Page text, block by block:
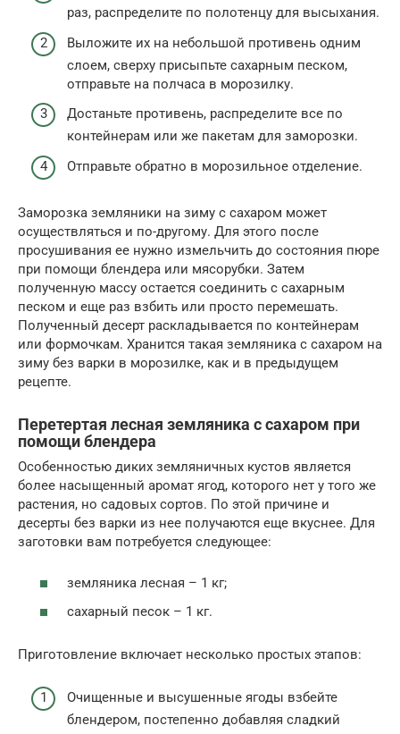
раз, распределите по полотенцу для высыхания.
Выложите их на небольшой противень одним
слоем, сверху присыпьте сахарным песком,
отправьте на полчаса в морозилку.
Достаньте противень, распределите все по
контейнерам или же пакетам для заморозки.
Отправьте обратно в морозильное отделение.
Заморозка земляники на зиму с сахаром может
осуществляться и по-другому. Для этого после
просушивания ее нужно измельчить до состояния пюре
при помощи блендера или мясорубки. Затем
полученную массу остается соединить с сахарным
песком и еще раз взбить или просто перемешать.
Полученный десерт раскладывается по контейнерам
или формочкам. Хранится такая земляника с сахаром на
зиму без варки в морозилке, как и в предыдущем
рецепте.
Перетертая лесная земляника с сахаром при
помощи блендера
Особенностью диких земляничных кустов является
более насыщенный аромат ягод, которого нет у того же
растения, но садовых сортов. По этой причине и
десерты без варки из нее получаются еще вкуснее. Для
заготовки вам потребуется следующее:
земляника лесная – 1 кг;
сахарный песок – 1 кг.
Приготовление включает несколько простых этапов:
Очищенные и высушенные ягоды взбейте
блендером, постепенно добавляя сладкий